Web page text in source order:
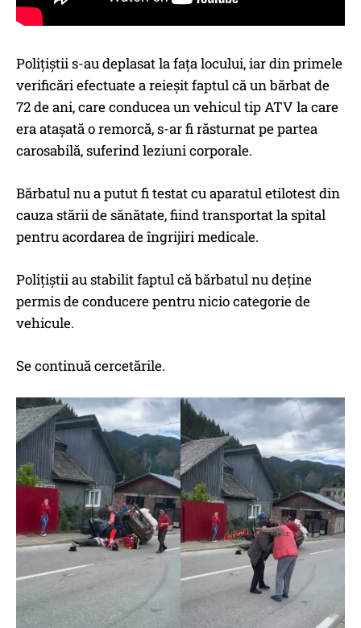
Polițiștii s-au deplasat la fața locului, iar din primele
verificări efectuate a reieșit faptul că un bărbat de
72 de ani, care conducea un vehicul tip ATV la care
era atașată o remorcă, s-ar fi răsturnat pe partea
carosabilă, suferind leziuni corporale.
Bărbatul nu a putut fi testat cu aparatul etilotest din
cauza stării de sănătate, fiind transportat la spital
pentru acordarea de îngrijiri medicale.
Polițiștii au stabilit faptul că bărbatul nu deține
permis de conducere pentru nicio categorie de
vehicule.
Se continuă cercetările.